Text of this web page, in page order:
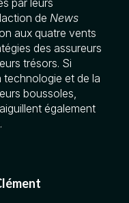
de News
aux quatre vents
des assureurs
trésors. Si
technologie et de la
boussoles,
également